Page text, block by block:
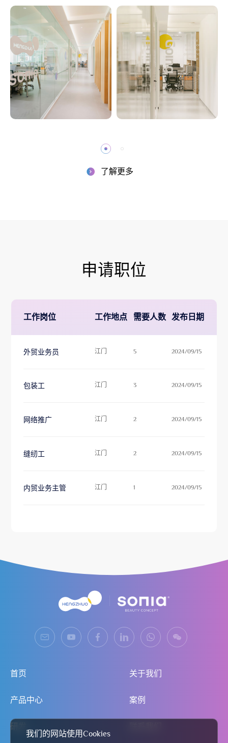
了解更多
申请职位
工作岗位 工作地点 需要人数 发布日期
外贸业务员 江门 5 2024/09/15
包装工 江门 3 2024/09/15
网络推广 江门 2 2024/09/15
缝纫工 江门 2 2024/09/15
内贸业务主管 江门 1 2024/09/15
我们的网站使用Cookies
首页 关于我们
产品中心 案例
研发